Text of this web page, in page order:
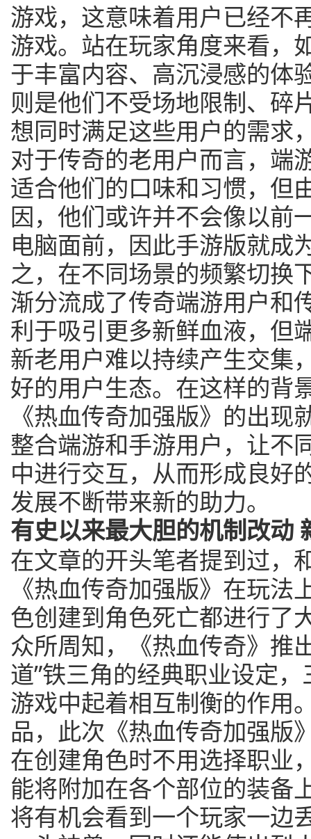
游戏，这意味着用户已经不
游戏。站在玩家角度来看，
于丰富内容、高沉浸感的体
则是他们不受场地限制、碎
想同时满足这些用户的需求
对于传奇的老用户而言，端
适合他们的口味和习惯，但
因，他们或许并不会像以前
电脑面前，因此手游版就成
之，在不同场景的频繁切换
渐分流成了传奇端游用户和
利于吸引更多新鲜血液，但
新老用户难以持续产生交集
好的用户生态。在这样的背
《热血传奇加强版》的出
整合端游和手游用户，让不
中进行交互，从而形成良好
发展不断带来新的助力。
有史以来最大胆的机制改动
在文章的开头笔者提到过，
《热血传奇加强版》在玩
色创建到角色死亡都进行了
众所周知，《热血传奇》推
道”铁三角的经典职业设定
游戏中起着相互制衡的作用
品，此次《热血传奇加强版
在创建角色时不用选择职业
能将附加在各个部位的装备
将有机会看到一个玩家一边